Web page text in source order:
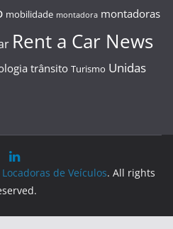
mobilidade montadora montadoras
Rent a Car News
trânsito Turismo Unidas
de Veículos. All rights